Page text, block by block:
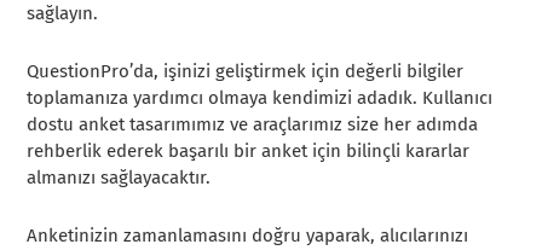
sağlayın.
QuestionPro’da, işinizi geliştirmek için değerli bilgiler
toplamanıza yardımcı olmaya kendimizi adadık. Kullanıcı
dostu anket tasarımımız ve araçlarımız size her adımda
rehberlik ederek başarılı bir anket için bilinçli kararlar
almanızı sağlayacaktır.
Anketinizin zamanlamasını doğru yaparak, alıcılarınızı